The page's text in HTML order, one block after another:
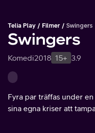
Telia Play Filmer Swingers
Swingers
Komedi2018 15+ 3.9
Fyra par träffas under
sina egna kriser att